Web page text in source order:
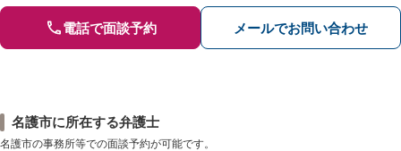
電話で面談予約 メールでお問い合わせ
名護市に所在する弁護士
名護市の事務所等での面談予約が可能です。